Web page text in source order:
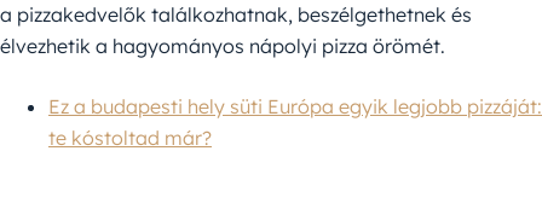
a pizzakedvelők találkozhatnak, beszélgethetnek és
élvezhetik a hagyományos nápolyi pizza örömét.
Ez a budapesti hely süti Európa egyik legjobb pizzáját:
te kóstoltad már?